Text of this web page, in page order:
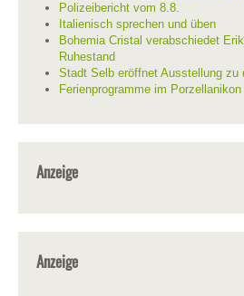
Polizeibericht vom 8.8.
Italienisch sprechen und üben
Bohemia Cristal verabschiedet
Ruhestand
Stadt Selb eröffnet Ausstellung zu
Ferienprogramme im Porzellanikon
Anzeige
Anzeige